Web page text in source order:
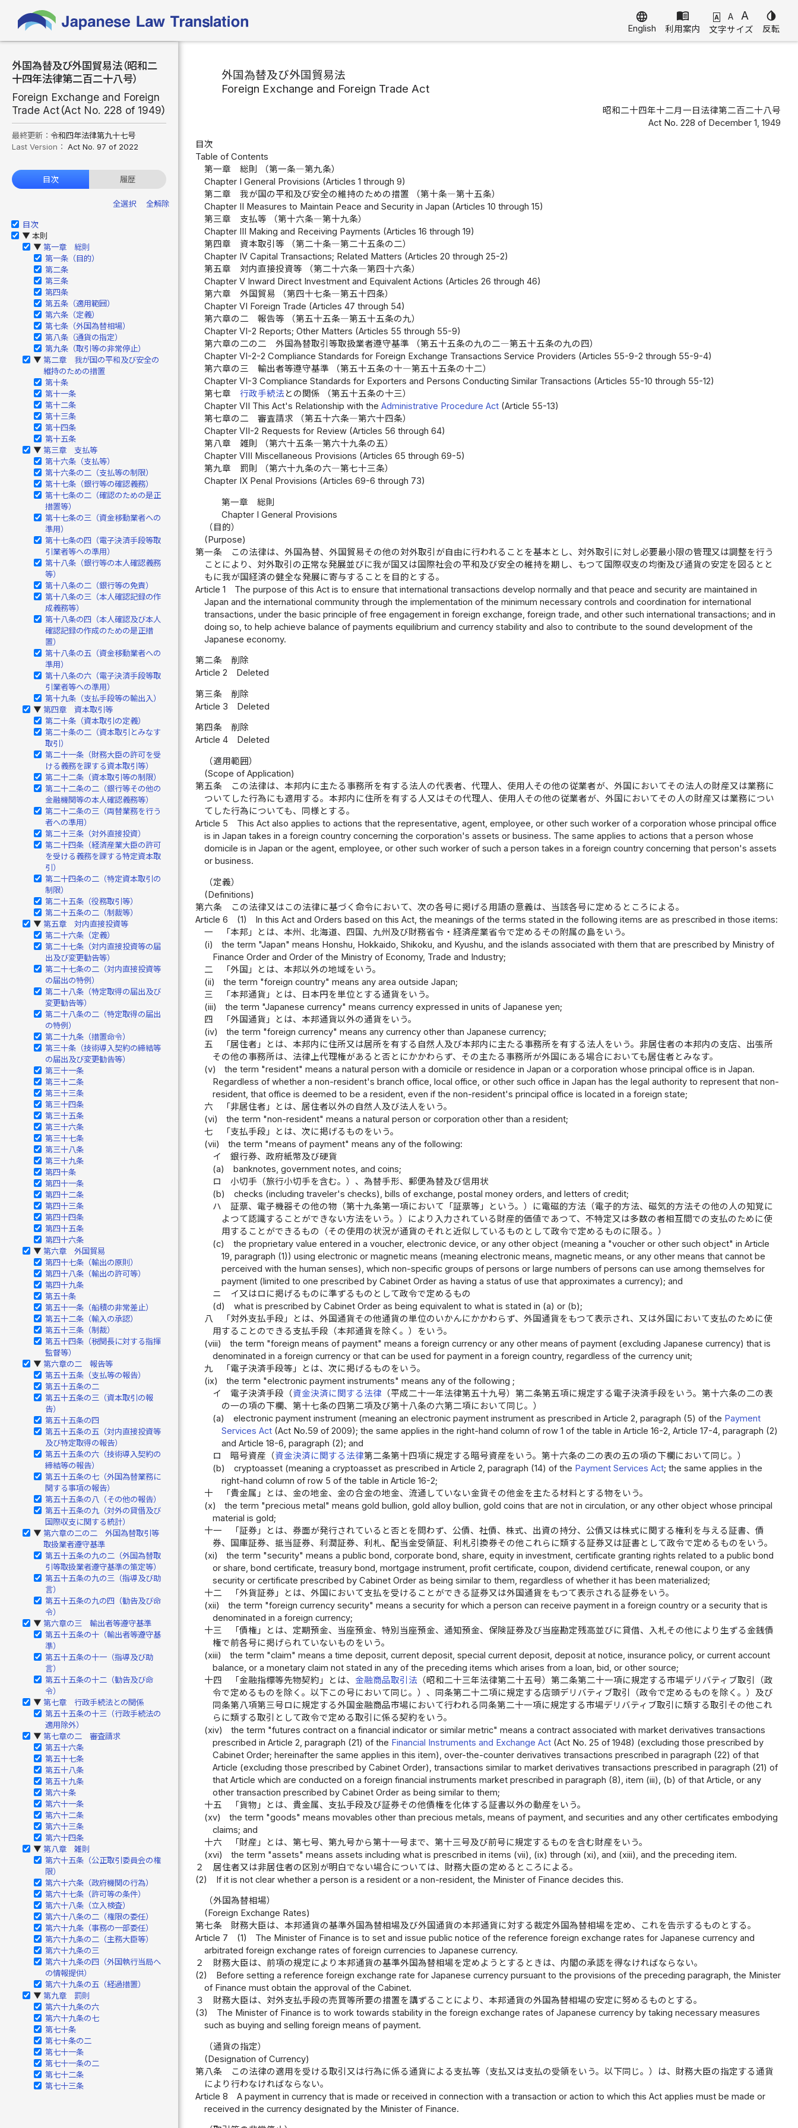
language
English
menu_book
利用案内
A A A
文字サイズ
invert_colors
反転
外国為替及び外国貿易法（昭和二
十四年法律第二百二十八号）
Foreign Exchange and Foreign
Trade Act（Act No. 228 of 1949）
最終更新： 令和四年法律第九十七号
Last Version： Act No. 97 of 2022
目次 履歴
全選択 全解除
目次
▶ 本則
▶ 第一章 総則
第一条（目的）
第二条
第三条
第四条
第五条（適用範囲）
第六条（定義）
第七条（外国為替相場）
第八条（通貨の指定）
第九条（取引等の非常停止）
▶ 第二章 我が国の平和及び安全の
維持のための措置
第十条
第十一条
第十二条
第十三条
第十四条
第十五条
▶ 第三章 支払等
第十六条（支払等）
第十六条の二（支払等の制限）
第十七条（銀行等の確認義務）
第十七条の二（確認のための是正
措置等）
第十七条の三（資金移動業者への
準用）
第十七条の四（電子決済手段等取
引業者等への準用）
第十八条（銀行等の本人確認義務
等）
第十八条の二（銀行等の免責）
第十八条の三（本人確認記録の作
成義務等）
第十八条の四（本人確認及び本人
確認記録の作成のための是正措
置）
第十八条の五（資金移動業者への
準用）
第十八条の六（電子決済手段等取
引業者等への準用）
第十九条（支払手段等の輸出入）
▶ 第四章 資本取引等
第二十条（資本取引の定義）
第二十条の二（資本取引とみなす
取引）
第二十一条（財務大臣の許可を受
ける義務を課する資本取引等）
第二十二条（資本取引等の制限）
第二十二条の二（銀行等その他の
金融機関等の本人確認義務等）
第二十二条の三（両替業務を行う
者への準用）
第二十三条（対外直接投資）
第二十四条（経済産業大臣の許可
を受ける義務を課する特定資本取
引）
第二十四条の二（特定資本取引の
制限）
第二十五条（役務取引等）
第二十五条の二（制裁等）
▶ 第五章 対内直接投資等
第二十六条（定義）
第二十七条（対内直接投資等の届
出及び変更勧告等）
第二十七条の二（対内直接投資等
の届出の特例）
第二十八条（特定取得の届出及び
変更勧告等）
第二十八条の二（特定取得の届出
の特例）
第二十九条（措置命令）
第三十条（技術導入契約の締結等
の届出及び変更勧告等）
第三十一条
第三十二条
第三十三条
第三十四条
第三十五条
第三十六条
第三十七条
第三十八条
第三十九条
第四十条
第四十一条
第四十二条
第四十三条
第四十四条
第四十五条
第四十六条
▶ 第六章 外国貿易
第四十七条（輸出の原則）
第四十八条（輸出の許可等）
第四十九条
第五十条
第五十一条（船積の非常差止）
第五十二条（輸入の承認）
第五十三条（制裁）
第五十四条（税関長に対する指揮
監督等）
▶ 第六章の二 報告等
第五十五条（支払等の報告）
第五十五条の二
第五十五条の三（資本取引の報
告）
第五十五条の四
第五十五条の五（対内直接投資等
及び特定取得の報告）
第五十五条の六（技術導入契約の
締結等の報告）
第五十五条の七（外国為替業務に
関する事項の報告）
第五十五条の八（その他の報告）
第五十五条の九（対外の貸借及び
国際収支に関する統計）
▶ 第六章の二の二 外国為替取引等
取扱業者遵守基準
第五十五条の九の二（外国為替取
引等取扱業者遵守基準の策定等）
第五十五条の九の三（指導及び助
言）
第五十五条の九の四（勧告及び命
令）
▶ 第六章の三 輸出者等遵守基準
第五十五条の十（輸出者等遵守基
準）
第五十五条の十一（指導及び助
言）
第五十五条の十二（勧告及び命
令）
▶ 第七章 行政手続法との関係
第五十五条の十三（行政手続法の
適用除外）
▶ 第七章の二 審査請求
第五十六条
第五十七条
第五十八条
第五十九条
第六十条
第六十一条
第六十二条
第六十三条
第六十四条
▶ 第八章 雑則
第六十五条（公正取引委員会の権
限）
第六十六条（政府機関の行為）
第六十七条（許可等の条件）
第六十八条（立入検査）
第六十八条の二（権限の委任）
第六十九条（事務の一部委任）
第六十九条の二（主務大臣等）
第六十九条の三
第六十九条の四（外国執行当局へ
の情報提供）
第六十九条の五（経過措置）
▶ 第九章 罰則
第六十九条の六
第六十九条の七
第七十条
第七十条の二
第七十一条
第七十一条の二
第七十二条
第七十三条
外国為替及び外国貿易法
Foreign Exchange and Foreign Trade Act
昭和二十四年十二月一日法律第二百二十八号
Act No. 228 of December 1, 1949
目次
Table of Contents
第一章 総則 （第一条―第九条）
Chapter I General Provisions (Articles 1 through 9)
第二章 我が国の平和及び安全の維持のための措置 （第十条―第十五条）
Chapter II Measures to Maintain Peace and Security in Japan (Articles 10 through 15)
第三章 支払等 （第十六条―第十九条）
Chapter III Making and Receiving Payments (Articles 16 through 19)
第四章 資本取引等 （第二十条―第二十五条の二）
Chapter IV Capital Transactions; Related Matters (Articles 20 through 25-2)
第五章 対内直接投資等 （第二十六条―第四十六条）
Chapter V Inward Direct Investment and Equivalent Actions (Articles 26 through 46)
第六章 外国貿易 （第四十七条―第五十四条）
Chapter VI Foreign Trade (Articles 47 through 54)
第六章の二 報告等 （第五十五条―第五十五条の九）
Chapter VI-2 Reports; Other Matters (Articles 55 through 55-9)
第六章の二の二 外国為替取引等取扱業者遵守基準 （第五十五条の九の二―第五十五条の九の四）
Chapter VI-2-2 Compliance Standards for Foreign Exchange Transactions Service Providers (Articles 55-9-2 through 55-9-4)
第六章の三 輸出者等遵守基準 （第五十五条の十―第五十五条の十二）
Chapter VI-3 Compliance Standards for Exporters and Persons Conducting Similar Transactions (Articles 55-10 through 55-12)
第七章 行政手続法との関係 （第五十五条の十三）
Chapter VII This Act's Relationship with the Administrative Procedure Act(Article 55-13)
第七章の二 審査請求 （第五十六条―第六十四条）
Chapter VII-2 Requests for Review (Articles 56 through 64)
第八章 雑則 （第六十五条―第六十九条の五）
Chapter VIII Miscellaneous Provisions (Articles 65 through 69-5)
第九章 罰則 （第六十九条の六―第七十三条）
Chapter IX Penal Provisions (Articles 69-6 through 73)
第一章 総則
Chapter I General Provisions
（目的）
(Purpose)
第一条
この法律は、外国為替、外国貿易その他の対外取引が自由に行われることを基本とし、対外取引に対し必要最小限の管理又は調整を行う
ことにより、対外取引の正常な発展並びに我が国又は国際社会の平和及び安全の維持を期し、もつて国際収支の均衡及び通貨の安定を図るとと
もに我が国経済の健全な発展に寄与することを目的とする。
Article 1
The purpose of this Act is to ensure that international transactions develop normally and that peace and security are maintained in
Japan and the international community through the implementation of the minimum necessary controls and coordination for international
transactions, under the basic principle of free engagement in foreign exchange, foreign trade, and other such international transactions; and in
doing so, to help achieve balance of payments equilibrium and currency stability and also to contribute to the sound development of the
Japanese economy.
第二条
削除
Article 2
Deleted
第三条
削除
Article 3
Deleted
第四条
削除
Article 4
Deleted
（適用範囲）
(Scope of Application)
第五条
この法律は、本邦内に主たる事務所を有する法人の代表者、代理人、使用人その他の従業者が、外国においてその法人の財産又は業務に
ついてした行為にも適用する。本邦内に住所を有する人又はその代理人、使用人その他の従業者が、外国においてその人の財産又は業務につい
てした行為についても、同様とする。
Article 5
This Act also applies to actions that the representative, agent, employee, or other such worker of a corporation whose principal office
is in Japan takes in a foreign country concerning the corporation's assets or business. The same applies to actions that a person whose
domicile is in Japan or the agent, employee, or other such worker of such a person takes in a foreign country concerning that person's assets
or business.
（定義）
(Definitions)
第六条
この法律又はこの法律に基づく命令において、次の各号に掲げる用語の意義は、当該各号に定めるところによる。
Article 6
(1)
In this Act and Orders based on this Act, the meanings of the terms stated in the following items are as prescribed in those items:
一
「本邦」とは、本州、北海道、四国、九州及び財務省令・経済産業省令で定めるその附属の島をいう。
(i)
the term "Japan" means Honshu, Hokkaido, Shikoku, and Kyushu, and the islands associated with them that are prescribed by Ministry of
Finance Order and Order of the Ministry of Economy, Trade and Industry;
二
「外国」とは、本邦以外の地域をいう。
(ii)
the term "foreign country" means any area outside Japan;
三
「本邦通貨」とは、日本円を単位とする通貨をいう。
(iii)
the term "Japanese currency" means currency expressed in units of Japanese yen;
四
「外国通貨」とは、本邦通貨以外の通貨をいう。
(iv)
the term "foreign currency" means any currency other than Japanese currency;
五
「居住者」とは、本邦内に住所又は居所を有する自然人及び本邦内に主たる事務所を有する法人をいう。非居住者の本邦内の支店、出張所
その他の事務所は、法律上代理権があると否とにかかわらず、その主たる事務所が外国にある場合においても居住者とみなす。
(v)
the term "resident" means a natural person with a domicile or residence in Japan or a corporation whose principal office is in Japan.
Regardless of whether a non-resident's branch office, local office, or other such office in Japan has the legal authority to represent that non-
resident, that office is deemed to be a resident, even if the non-resident's principal office is located in a foreign state;
六
「非居住者」とは、居住者以外の自然人及び法人をいう。
(vi)
the term "non-resident" means a natural person or corporation other than a resident;
七
「支払手段」とは、次に掲げるものをいう。
(vii)
the term "means of payment" means any of the following:
イ
銀行券、政府紙幣及び硬貨
(a)
banknotes, government notes, and coins;
ロ
小切手（旅行小切手を含む。）、為替手形、郵便為替及び信用状
(b)
checks (including traveler's checks), bills of exchange, postal money orders, and letters of credit;
ハ
証票、電子機器その他の物（第十九条第一項において「証票等」という。）に電磁的方法（電子的方法、磁気的方法その他の人の知覚に
よつて認識することができない方法をいう。）により入力されている財産的価値であつて、不特定又は多数の者相互間での支払のために使
用することができるもの（その使用の状況が通貨のそれと近似しているものとして政令で定めるものに限る。）
(c)
the proprietary value entered in a voucher, electronic device, or any other object (meaning a "voucher or other such object" in Article
19, paragraph (1)) using electronic or magnetic means (meaning electronic means, magnetic means, or any other means that cannot be
perceived with the human senses), which non-specific groups of persons or large numbers of persons can use among themselves for
payment (limited to one prescribed by Cabinet Order as having a status of use that approximates a currency); and
ニ
イ又はロに掲げるものに準ずるものとして政令で定めるもの
(d)
what is prescribed by Cabinet Order as being equivalent to what is stated in (a) or (b);
八
「対外支払手段」とは、外国通貨その他通貨の単位のいかんにかかわらず、外国通貨をもつて表示され、又は外国において支払のために使
用することのできる支払手段（本邦通貨を除く。）をいう。
(viii)
the term "foreign means of payment" means a foreign currency or any other means of payment (excluding Japanese currency) that is
denominated in a foreign currency or that can be used for payment in a foreign country, regardless of the currency unit;
九
「電子決済手段等」とは、次に掲げるものをいう。
(ix)
the term "electronic payment instruments" means any of the following ;
イ
電子決済手段（資金決済に関する法律 （平成二十一年法律第五十九号）第二条第五項に規定する電子決済手段をいう。第十六条の二の表
の一の項の下欄、第十七条の四第二項及び第十八条の六第二項において同じ。）
(a)
electronic payment instrument (meaning an electronic payment instrument as prescribed in Article 2, paragraph (5) of the Payment
Services Act (Act No.59 of 2009); the same applies in the right-hand column of row 1 of the table in Article 16-2, Article 17-4, paragraph (2)
and Article 18-6, paragraph (2); and
ロ
暗号資産（資金決済に関する法律第二条第十四項に規定する暗号資産をいう。第十六条の二の表の五の項の下欄において同じ。）
(b)
cryptoasset (meaning a cryptoasset as prescribed in Article 2, paragraph (14) of the Payment Services Act; the same applies in the
right-hand column of row 5 of the table in Article 16-2;
十
「貴金属」とは、金の地金、金の合金の地金、流通していない金貨その他金を主たる材料とする物をいう。
(x)
the term "precious metal" means gold bullion, gold alloy bullion, gold coins that are not in circulation, or any other object whose principal
material is gold;
十一
「証券」とは、券面が発行されていると否とを問わず、公債、社債、株式、出資の持分、公債又は株式に関する権利を与える証書、債
券、国庫証券、抵当証券、利潤証券、利札、配当金受領証、利札引換券その他これらに類する証券又は証書として政令で定めるものをいう。
(xi)
the term "security" means a public bond, corporate bond, share, equity in investment, certificate granting rights related to a public bond
or share, bond certificate, treasury bond, mortgage instrument, profit certificate, coupon, dividend certificate, renewal coupon, or any
security or certificate prescribed by Cabinet Order as being similar to them, regardless of whether it has been materialized;
十二
「外貨証券」とは、外国において支払を受けることができる証券又は外国通貨をもつて表示される証券をいう。
(xii)
the term "foreign currency security" means a security for which a person can receive payment in a foreign country or a security that is
denominated in a foreign currency;
十三
「債権」とは、定期預金、当座預金、特別当座預金、通知預金、保険証券及び当座勘定残高並びに貸借、入札その他により生ずる金銭債
権で前各号に掲げられていないものをいう。
(xiii)
the term "claim" means a time deposit, current deposit, special current deposit, deposit at notice, insurance policy, or current account
balance, or a monetary claim not stated in any of the preceding items which arises from a loan, bid, or other source;
十四
「金融指標等先物契約」とは、 金融商品取引法 （昭和二十三年法律第二十五号）第二条第二十一項に規定する市場デリバティブ取引（政
令で定めるものを除く。以下この号において同じ。）、同条第二十二項に規定する店頭デリバティブ取引（政令で定めるものを除く。）及び
同条第八項第三号ロに規定する外国金融商品市場において行われる同条第二十一項に規定する市場デリバティブ取引に類する取引その他これ
らに類する取引として政令で定める取引に係る契約をいう。
(xiv)
the term "futures contract on a financial indicator or similar metric" means a contract associated with market derivatives transactions
prescribed in Article 2, paragraph (21) of the Financial Instruments and Exchange Act (Act No. 25 of 1948) (excluding those prescribed by
Cabinet Order; hereinafter the same applies in this item), over-the-counter derivatives transactions prescribed in paragraph (22) of that
Article (excluding those prescribed by Cabinet Order), transactions similar to market derivatives transactions prescribed in paragraph (21) of
that Article which are conducted on a foreign financial instruments market prescribed in paragraph (8), item (iii), (b) of that Article, or any
other transaction prescribed by Cabinet Order as being similar to them;
十五
「貨物」とは、貴金属、支払手段及び証券その他債権を化体する証書以外の動産をいう。
(xv)
the term "goods" means movables other than precious metals, means of payment, and securities and any other certificates embodying
claims; and
十六
「財産」とは、第七号、第九号から第十一号まで、第十三号及び前号に規定するものを含む財産をいう。
(xvi)
the term "assets" means assets including what is prescribed in items (vii), (ix) through (xi), and (xiii), and the preceding item.
２
居住者又は非居住者の区別が明白でない場合については、財務大臣の定めるところによる。
(2)
If it is not clear whether a person is a resident or a non-resident, the Minister of Finance decides this.
（外国為替相場）
(Foreign Exchange Rates)
第七条
財務大臣は、本邦通貨の基準外国為替相場及び外国通貨の本邦通貨に対する裁定外国為替相場を定め、これを告示するものとする。
Article 7
(1)
The Minister of Finance is to set and issue public notice of the reference foreign exchange rates for Japanese currency and
arbitrated foreign exchange rates of foreign currencies to Japanese currency.
２
財務大臣は、前項の規定により本邦通貨の基準外国為替相場を定めようとするときは、内閣の承認を得なければならない。
(2)
Before setting a reference foreign exchange rate for Japanese currency pursuant to the provisions of the preceding paragraph, the Minister
of Finance must obtain the approval of the Cabinet.
３
財務大臣は、対外支払手段の売買等所要の措置を講ずることにより、本邦通貨の外国為替相場の安定に努めるものとする。
(3)
The Minister of Finance is to work towards stability in the foreign exchange rates of Japanese currency by taking necessary measures
such as buying and selling foreign means of payment.
（通貨の指定）
(Designation of Currency)
第八条
この法律の適用を受ける取引又は行為に係る通貨による支払等（支払又は支払の受領をいう。以下同じ。）は、財務大臣の指定する通貨
により行わなければならない。
Article 8
A payment in currency that is made or received in connection with a transaction or action to which this Act applies must be made or
received in the currency designated by the Minister of Finance.